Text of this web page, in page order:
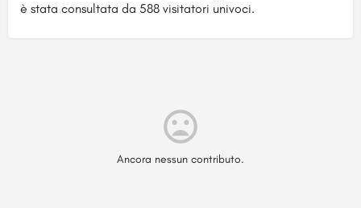
è stata consultata da 588 visitatori univoci.
Ancora nessun contributo.